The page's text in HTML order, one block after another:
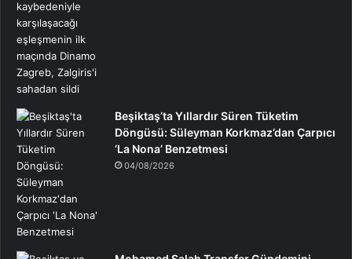
Beşiktaş’ta Yıllardır Süren Tüketim
Döngüsü: Süleyman Korkmaz’dan Çarpıcı
‘La Nona’ Benzetmesi
04/08/2026